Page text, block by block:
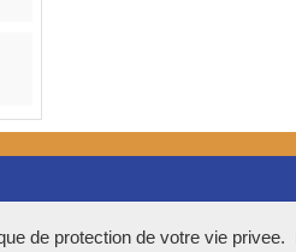
de protection de votre vie privee.